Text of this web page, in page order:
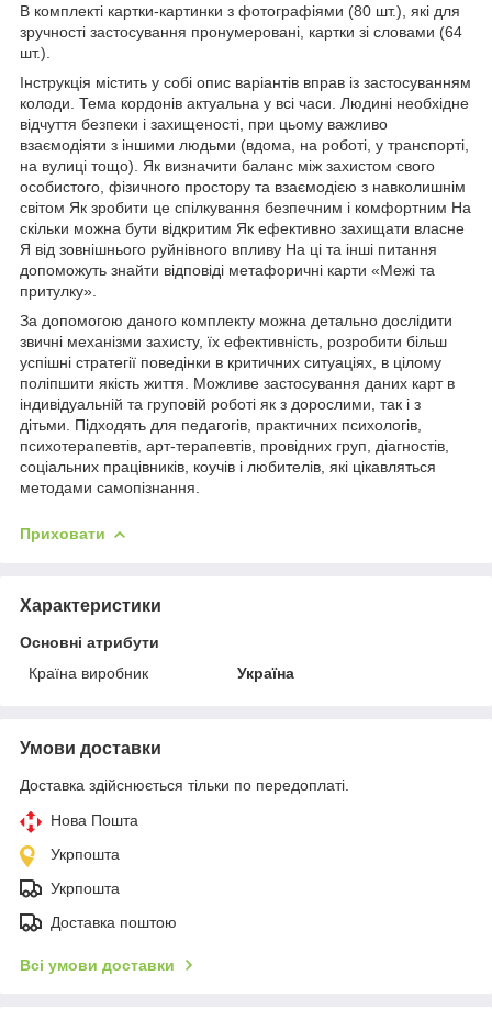
В комплекті картки-картинки з фотографіями (80 шт.), які для
зручності застосування пронумеровані, картки зі словами (64
шт.).
Інструкція містить у собі опис варіантів вправ із застосуванням
колоди. Тема кордонів актуальна у всі часи. Людині необхідне
відчуття безпеки і захищеності, при цьому важливо
взаємодіяти з іншими людьми (вдома, на роботі, у транспорті,
на вулиці тощо). Як визначити баланс між захистом свого
особистого, фізичного простору та взаємодією з навколишнім
світом Як зробити це спілкування безпечним і комфортним На
скільки можна бути відкритим Як ефективно захищати власне
Я від зовнішнього руйнівного впливу На ці та інші питання
допоможуть знайти відповіді метафоричні карти «Межі та
притулку».
За допомогою даного комплекту можна детально дослідити
звичні механізми захисту, їх ефективність, розробити більш
успішні стратегії поведінки в критичних ситуаціях, в цілому
поліпшити якість життя. Можливе застосування даних карт в
індивідуальній та груповій роботі як з дорослими, так і з
дітьми. Підходять для педагогів, практичних психологів,
психотерапевтів, арт-терапевтів, провідних груп, діагностів,
соціальних працівників, коучів і любителів, які цікавляться
методами самопізнання.
Приховати
Характеристики
Основні атрибути
Країна виробник
Україна
Умови доставки
Доставка здійснюється тільки по передоплаті.
Нова Пошта
Укрпошта
Укрпошта
Доставка поштою
Всі умови доставки